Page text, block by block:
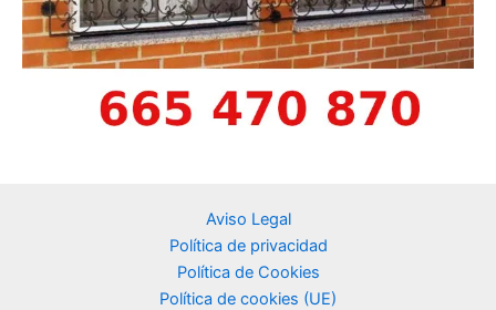
Aviso Legal
Política de privacidad
Política de Cookies
Política de cookies (UE)